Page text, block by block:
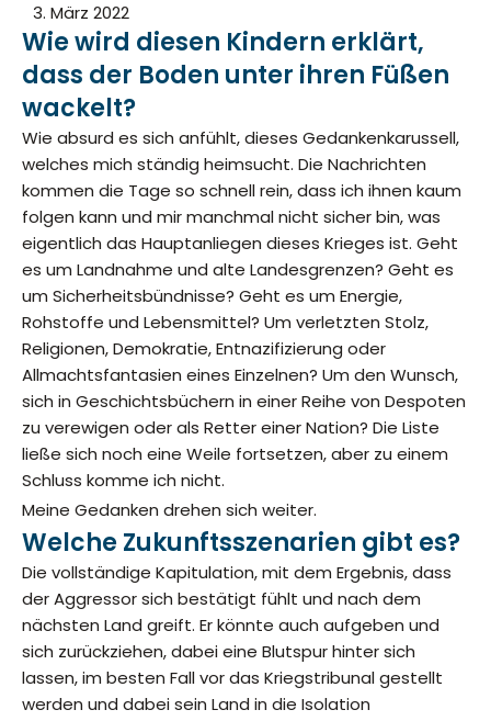
3. März 2022
Wie wird diesen Kindern erklärt,
dass der Boden unter ihren Füßen
wackelt?
Wie absurd es sich anfühlt, dieses Gedankenkarussell,
welches mich ständig heimsucht. Die Nachrichten
kommen die Tage so schnell rein, dass ich ihnen kaum
folgen kann und mir manchmal nicht sicher bin, was
eigentlich das Hauptanliegen dieses Krieges ist. Geht
es um Landnahme und alte Landesgrenzen? Geht es
um Sicherheitsbündnisse? Geht es um Energie,
Rohstoffe und Lebensmittel? Um verletzten Stolz,
Religionen, Demokratie, Entnazifizierung oder
Allmachtsfantasien eines Einzelnen? Um den Wunsch,
sich in Geschichtsbüchern in einer Reihe von Despoten
zu verewigen oder als Retter einer Nation? Die Liste
ließe sich noch eine Weile fortsetzen, aber zu einem
Schluss komme ich nicht.
Meine Gedanken drehen sich weiter.
Welche Zukunftsszenarien gibt es?
Die vollständige Kapitulation, mit dem Ergebnis, dass
der Aggressor sich bestätigt fühlt und nach dem
nächsten Land greift. Er könnte auch aufgeben und
sich zurückziehen, dabei eine Blutspur hinter sich
lassen, im besten Fall vor das Kriegstribunal gestellt
werden und dabei sein Land in die Isolation